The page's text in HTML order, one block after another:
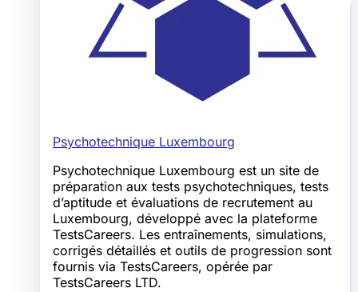
Psychotechnique Luxembourg
Psychotechnique Luxembourg est un site de
préparation aux tests psychotechniques, tests
d’aptitude et évaluations de recrutement au
Luxembourg, développé avec la plateforme
TestsCareers. Les entraînements, simulations,
corrigés détaillés et outils de progression sont
fournis via TestsCareers, opérée par
TestsCareers LTD.